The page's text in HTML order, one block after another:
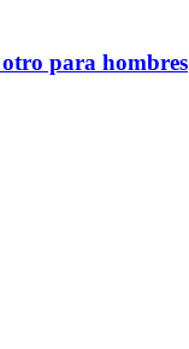
para hombres